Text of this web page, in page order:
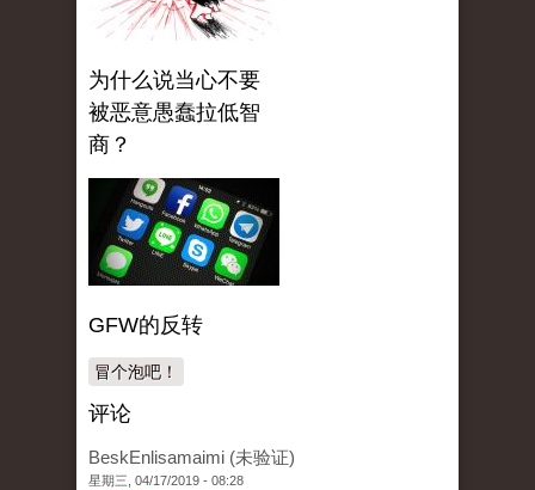
为什么说当心不要
被恶意愚蠢拉低智
商？
GFW的反转
冒个泡吧！
评论
BeskEnlisamaimi (未验证)
星期三, 04/17/2019 - 08:28